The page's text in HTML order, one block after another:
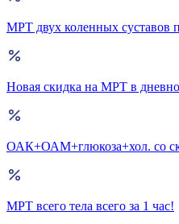
МРТ двух коленных суставов
Новая скидка на МРТ в
ОАК+ОАМ+глюкоза+хол. со
МРТ всего тела всего за 1 час!